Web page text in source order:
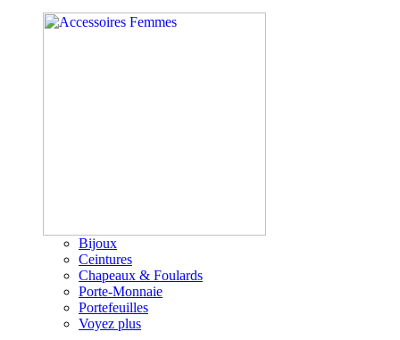
Bijoux
Ceintures
Chapeaux & Foulards
Porte-Monnaie
Portefeuilles
Voyez plus